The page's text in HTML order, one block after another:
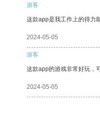
游客
这款app是我工作上的得力
2024-05-05
游客
这款app的游戏非常好玩，
2024-05-05